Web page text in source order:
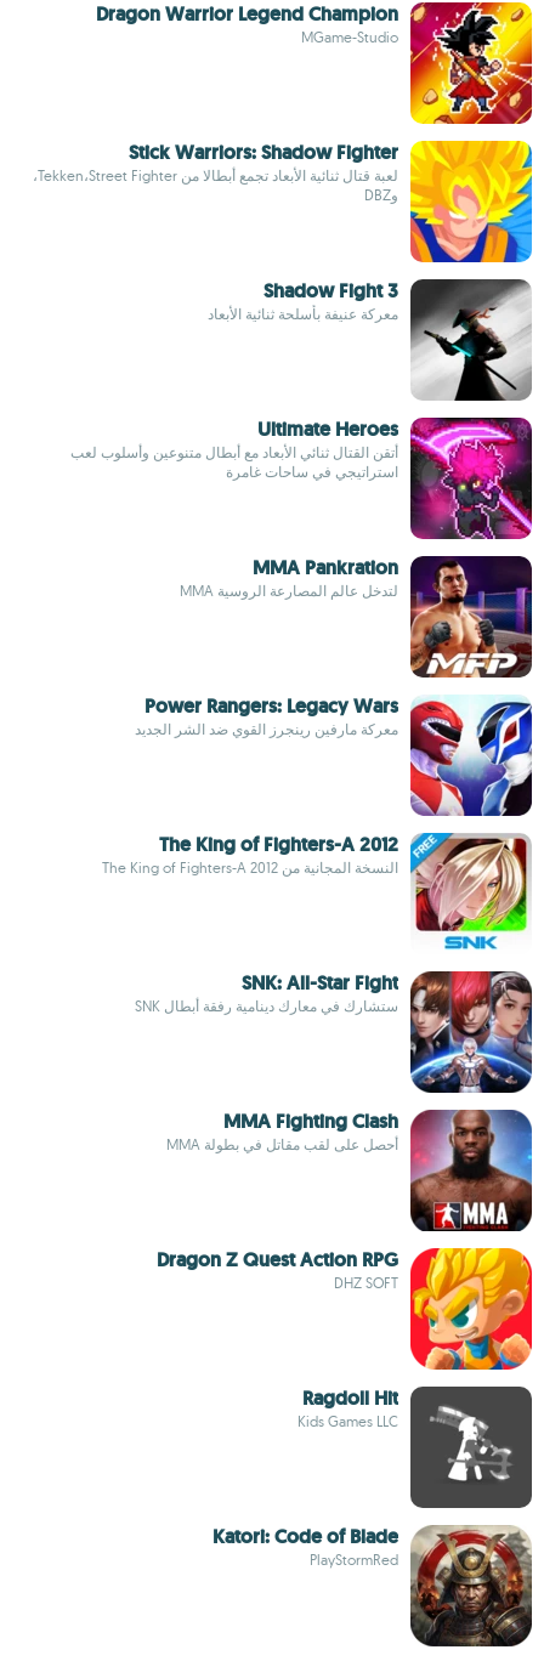
Dragon Warrior Legend Champion
MGame-Studio
Stick Warriors: Shadow Fighter
لعبة قتال ثنائية الأبعاد تجمع أبطالا من Tekken،Street Fighter،
وDBZ
Shadow Fight 3
معركة عنيفة بأسلحة ثنائية الأبعاد
Ultimate Heroes
أتقن القتال ثنائي الأبعاد مع أبطال متنوعين وأسلوب لعب
استراتيجي في ساحات غامرة
MMA Pankration
لتدخل عالم المصارعة الروسية MMA
Power Rangers: Legacy Wars
معركة مارفين رينجرز القوي ضد الشر الجديد
The King of Fighters-A 2012
النسخة المجانية من The King of Fighters-A 2012
SNK: All-Star Fight
ستشارك في معارك دينامية رفقة أبطال SNK
MMA Fighting Clash
أحصل على لقب مقاتل في بطولة MMA
Dragon Z Quest Action RPG
DHZ SOFT
Ragdoll Hit
Kids Games LLC
Katori: Code of Blade
PlayStormRed